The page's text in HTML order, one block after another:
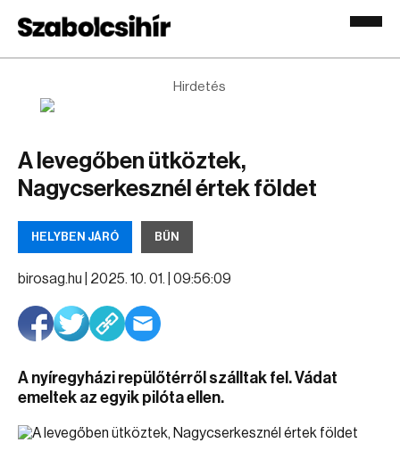
Hirdetés
A levegőben ütköztek,
Nagycserkesznél értek földet
HELYBEN JÁRÓ BŰN
birosag.hu | 2025. 10. 01. | 09:56:09
A nyíregyházi repülőtérről szálltak fel. Vádat
emeltek az egyik pilóta ellen.